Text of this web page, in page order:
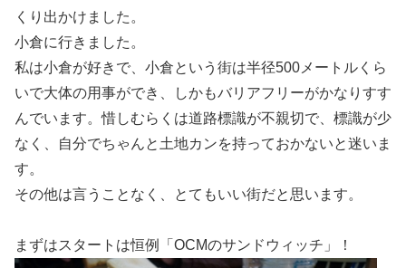
くり出かけました。
小倉に行きました。
私は小倉が好きで、小倉という街は半径500メートルくら
いで大体の用事ができ、しかもバリアフリーがかなりすす
んでいます。惜しむらくは道路標識が不親切で、標識が少
なく、自分でちゃんと土地カンを持っておかないと迷いま
す。
その他は言うことなく、とてもいい街だと思います。
まずはスタートは恒例「OCMのサンドウィッチ」！